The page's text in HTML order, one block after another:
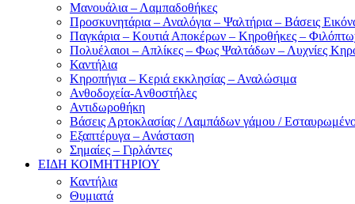
Μανουάλια – Λαμπαδοθήκες
Προσκυνητάρια – Αναλόγια – Ψαλτήρια – Βάσεις
Παγκάρια – Κουτιά Αποκέρων – Κηροθήκες –
Πολυέλαιοι – Απλίκες – Φως Ψαλτάδων – Λυχνίες
Καντήλια
Κηροπήγια – Κεριά εκκλησίας – Αναλώσιμα
Ανθοδοχεία-Aνθοστήλες
Αντιδωροθήκη
Βάσεις Αρτοκλασίας / Λαμπάδων γάμου /
Εξαπτέρυγα – Ανάσταση
Σημαίες – Γιρλάντες
ΕΙΔΗ ΚΟΙΜΗΤΗΡΙΟΥ
Καντήλια
Θυμιατά